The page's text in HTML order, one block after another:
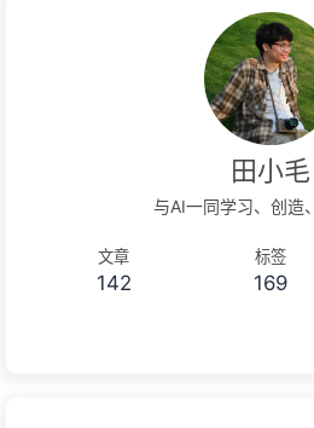
田小毛
与AI一同学习、创造
文章
142
标签
169